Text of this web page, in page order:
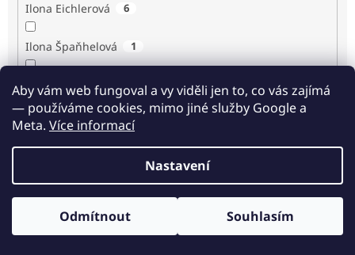
Aby vám web fungoval a vy viděli jen to, co vás zajímá
— používáme cookies, mimo jiné služby Google a
Meta. Více informací
Nastavení
Odmítnout Souhlasím
Ilona Eichlerová 6
Ilona Špaňhelová 1
Ilse Sand
Immaculée Ilibagiza
Ingrid Biermann 1
Irvin D. Yalom 3 Odběr novinek